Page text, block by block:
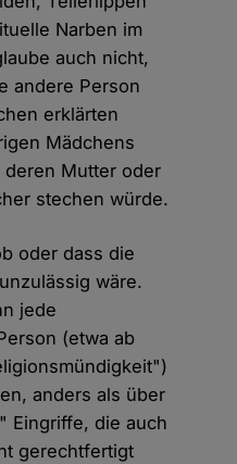
Narben im
auch nicht,
andere Person
erklärten
Mädchens
Mutter oder
stechen würde.
oder dass die
wäre.
jede
(etwa ab
anders als über
Eingriffe, die auch
gerechtfertigt